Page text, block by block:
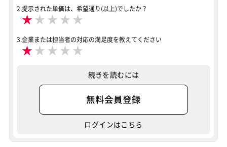
2.提示された単価は、希望通り(以上)でしたか？
★ ★ ★ ★ ★
3.企業または担当者の対応の満足度を教えてください
★ ★ ★ ★ ★
続きを読むには
無料会員登録
ログインはこちら